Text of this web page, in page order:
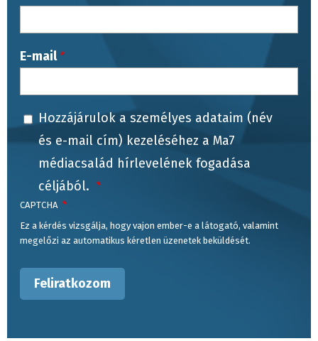
E-mail
Hozzájárulok a személyes adataim (név
és e-mail cím) kezeléséhez a Ma7
médiacsalád hírlevelének fogadása
céljából.
CAPTCHA
Ez a kérdés vizsgálja, hogy vajon ember-e a látogató, valamint
megelőzi az automatikus kéretlen üzenetek beküldését.